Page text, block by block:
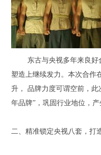
东古与央视多年来良好
塑造上继续发力。本次合作
升， 品牌力度可谓空前，
年品牌”，巩固行业地位，产
二、精准锁定央视八套，打